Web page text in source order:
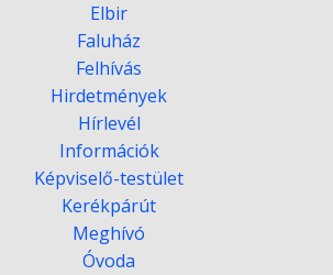
Elbir
Faluház
Felhívás
Hirdetmények
Hírlevél
Információk
Képviselő-testület
Kerékpárút
Meghívó
Óvoda